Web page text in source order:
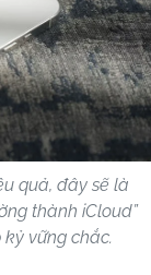
quả, đây sẽ là
thành iCloud”
vững chắc.